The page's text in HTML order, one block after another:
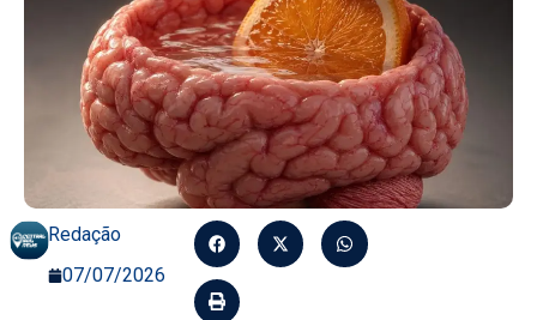
Redação
07/07/2026